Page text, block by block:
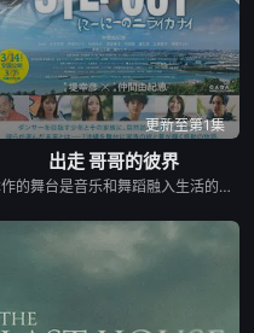
更新至第1集
出走 哥哥的彼界
本作的舞台是音乐和舞蹈融入生活的冲绳。与母亲朱音、妹妹舞一起生活的照屋踊，憧憬舞蹈学校的丽莎，开始了舞蹈生涯。朱音为了支撑家数在酒吧工作，不擅长与人打交道的舞总是在学校前专心地注视着哥哥的身影。不久，踊与丽莎组成一对，绽放了她的才能。